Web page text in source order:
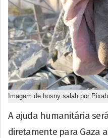
Imagem de hosny salah por
A ajuda humanitária
diretamente para Gaza